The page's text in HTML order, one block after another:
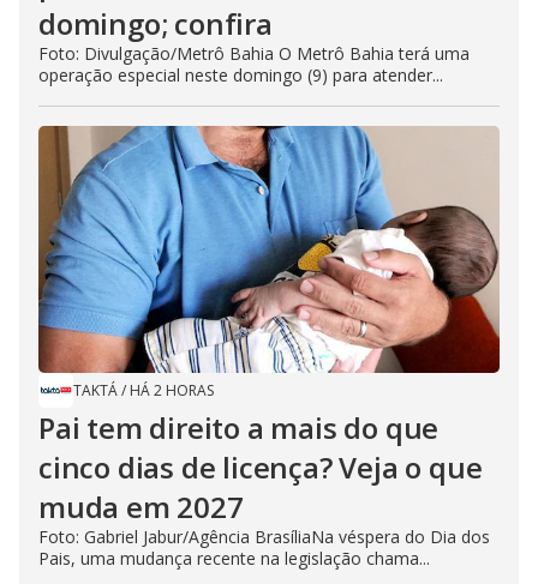
domingo; confira
Foto: Divulgação/Metrô Bahia O Metrô Bahia terá uma
operação especial neste domingo (9) para atender...
TAKTÁ/ HÁ 2 HORAS
Pai tem direito a mais do que
cinco dias de licença? Veja o que
muda em 2027
Foto: Gabriel Jabur/Agência BrasíliaNa véspera do Dia dos
Pais, uma mudança recente na legislação chama...